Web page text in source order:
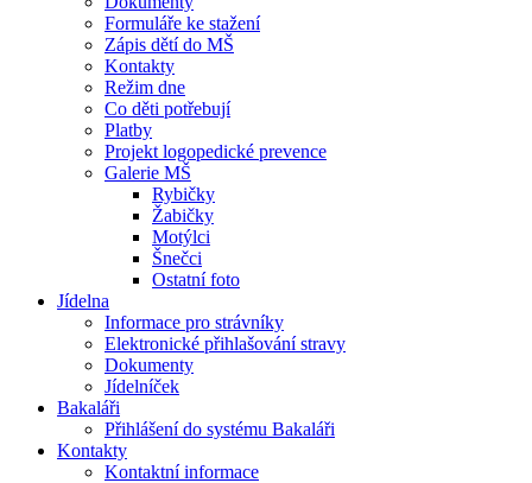
Formuláře ke stažení
Zápis dětí do MŠ
Kontakty
Režim dne
Co děti potřebují
Platby
Projekt logopedické prevence
Galerie MŠ
Rybičky
Žabičky
Motýlci
Šnečci
Ostatní foto
Jídelna
Informace pro strávníky
Elektronické přihlašování stravy
Dokumenty
Jídelníček
Bakaláři
Přihlášení do systému Bakaláři
Kontakty
Kontaktní informace